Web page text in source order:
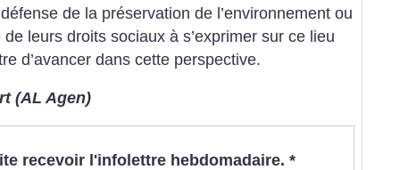
de la préservation de l’environnement ou
leurs droits sociaux à s’exprimer sur ce lieu
d’avancer dans cette perspective.
(AL Agen)
recevoir l'infolettre hebdomadaire. *